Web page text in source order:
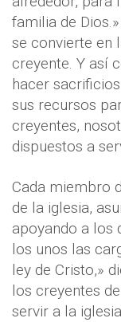
familia de
se convierte en
creyente. Y así
hacer
sus recursos
creyentes,
dispuestos a
Cada miembro
de la iglesia,
apoyando a los
los unos las
ley de Cristo,»
los creyentes
servir a la